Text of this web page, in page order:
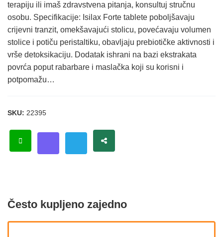
terapiju ili imaš zdravstvena pitanja, konsultuj stručnu
osobu. Specifikacije: Isilax Forte tablete poboljšavaju
crijevni tranzit, omekšavajući stolicu, povećavaju volumen
stolice i potiču peristaltiku, obavljaju prebiotičke aktivnosti i
vrše detoksikaciju. Dodatak ishrani na bazi ekstrakata
povrća poput rabarbare i maslačka koji su korisni i
potpomažu…
SKU: 22395
Često kupljeno zajedno